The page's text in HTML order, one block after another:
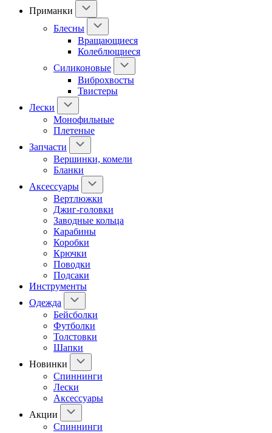
Приманки
Блесны
Вращающиеся
Колеблющиеся
Силиконовые
Виброхвосты
Твистеры
Лески
Монофильные
Плетеные
Запчасти
Вершинки, комели
Бланки
Аксессуары
Вертлюжки
Джиг-головки
Заводные кольца
Карабины
Коробки
Крючки
Поводки
Подсаки
Инструменты
Одежда
Бейсболки
Футболки
Толстовки
Шапки
Новинки
Спиннинги
Лески
Аксессуары
Акции
Спиннинги